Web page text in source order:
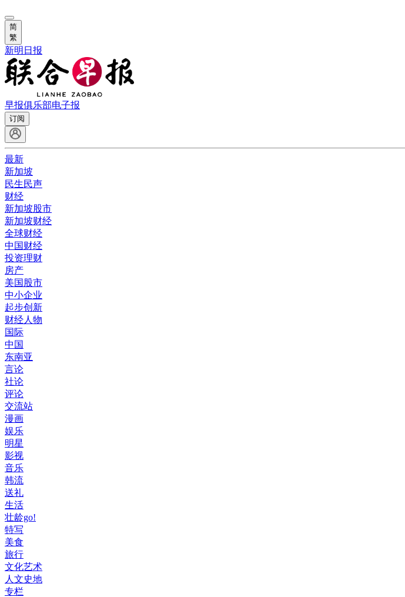
简
繁
新明日报
早报俱乐部电子报
订阅
最新
新加坡
民生民声
财经
新加坡股市
新加坡财经
全球财经
中国财经
投资理财
房产
美国股市
中小企业
起步创新
财经人物
国际
中国
东南亚
言论
社论
评论
交流站
漫画
娱乐
明星
影视
音乐
韩流
送礼
生活
壮龄go!
特写
美食
旅行
文化艺术
人文史地
专栏